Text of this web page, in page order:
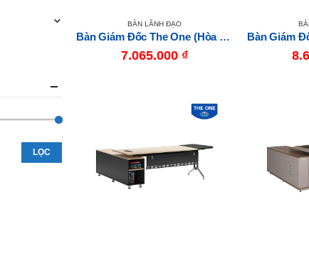
BÀN LÃNH ĐẠO
Bàn Giám Đốc The One (Hòa Phát) LUXB2410V8
7.065.000 ₫
LỌC